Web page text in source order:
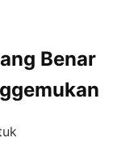
Benar